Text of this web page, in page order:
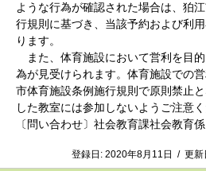
ような行為が確認された場合は、狛
行規則に基づき、当該予約および利
ります。
また、体育施設において営利を目
為が見受けられます。体育施設での
市体育施設条例施行規則で原則禁止
した教室には参加しないようご注意く
〔問い合わせ〕社会教育課社会教育係
登録日: 2020年8月11日 / 更新